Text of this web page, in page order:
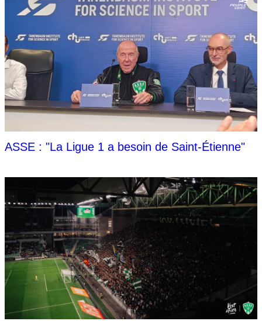
ASSE : "La Ligue 1 a besoin de Saint-Étienne"